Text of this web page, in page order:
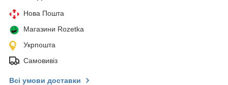
Нова Пошта
Магазини Rozetka
Укрпошта
Самовивіз
Всі умови доставки